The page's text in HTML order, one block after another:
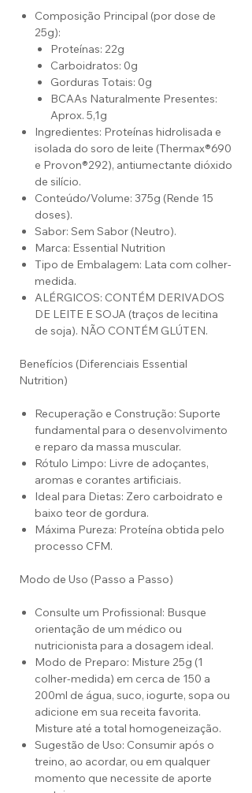
Composição Principal (por dose de
25g):
Proteínas: 22g
Carboidratos: 0g
Gorduras Totais: 0g
BCAAs Naturalmente Presentes:
Aprox. 5,1g
Ingredientes: Proteínas hidrolisada e
isolada do soro de leite (Thermax®690
e Provon®292), antiumectante dióxido
de silício.
Conteúdo/Volume: 375g (Rende 15
doses).
Sabor: Sem Sabor (Neutro).
Marca: Essential Nutrition
Tipo de Embalagem: Lata com colher-
medida.
ALÉRGICOS: CONTÉM DERIVADOS
DE LEITE E SOJA (traços de lecitina
de soja). NÃO CONTÉM GLÚTEN.
Benefícios (Diferenciais Essential
Nutrition)
Recuperação e Construção: Suporte
fundamental para o desenvolvimento
e reparo da massa muscular.
Rótulo Limpo: Livre de adoçantes,
aromas e corantes artificiais.
Ideal para Dietas: Zero carboidrato e
baixo teor de gordura.
Máxima Pureza: Proteína obtida pelo
processo CFM.
Modo de Uso (Passo a Passo)
Consulte um Profissional: Busque
orientação de um médico ou
nutricionista para a dosagem ideal.
Modo de Preparo: Misture 25g (1
colher-medida) em cerca de 150 a
200ml de água, suco, iogurte, sopa ou
adicione em sua receita favorita.
Misture até a total homogeneização.
Sugestão de Uso: Consumir após o
treino, ao acordar, ou em qualquer
momento que necessite de aporte